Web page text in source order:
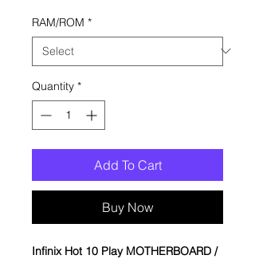
RAM/ROM *
Quantity *
Add To Cart
Buy Now
Infinix Hot 10 PlayMOTHERBOARD /